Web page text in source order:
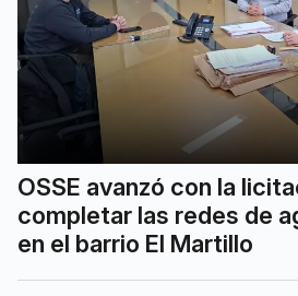
OSSE avanzó con la
completar las redes de
en el barrio El Martillo